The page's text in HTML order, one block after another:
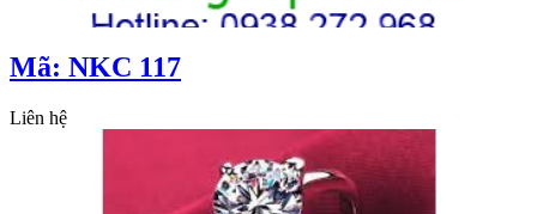
Mã: NKC 117
Liên hệ